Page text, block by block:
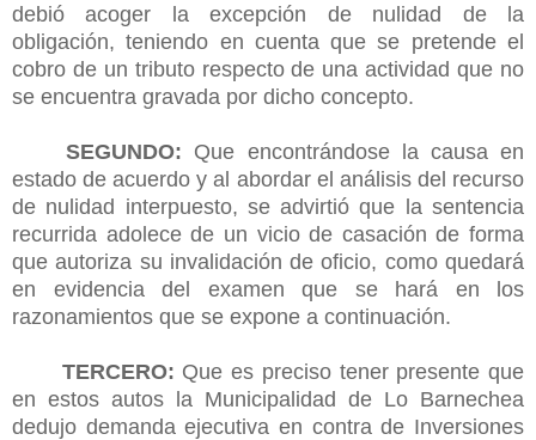
debió acoger la excepción de nulidad de la
obligación, teniendo en cuenta que se pretende el
cobro de un tributo respecto de una actividad que no
se encuentra gravada por dicho concepto.
SEGUNDO: Que encontrándose la causa en
estado de acuerdo y al abordar el análisis del recurso
de nulidad interpuesto, se advirtió que la sentencia
recurrida adolece de un vicio de casación de forma
que autoriza su invalidación de oficio, como quedará
en evidencia del examen que se hará en los
razonamientos que se expone a continuación.
TERCERO: Que es preciso tener presente que
en estos autos la Municipalidad de Lo Barnechea
dedujo demanda ejecutiva en contra de Inversiones